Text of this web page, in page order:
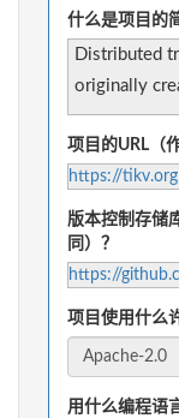
什么是项目的
Distributed
originally
项目的URL（
https://tikv.org
版本控制存储
同）？
https://
项目使用什么
用什么编程语